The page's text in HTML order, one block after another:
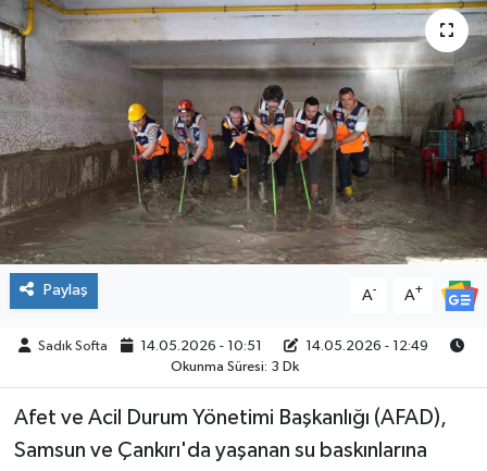
Paylaş A- A+
Sadık Softa 14.05.2026 - 10:51
14.05.2026 - 12:49
Okunma Süresi: 3 Dk
Afet ve Acil Durum Yönetimi Başkanlığı (AFAD),
Samsun ve Çankırı'da yaşanan su baskınlarına
YAŞAM
İLÇELER
RESMİ İLANLAR
KÜLTÜR
TURİZM
MAGAZİN
BİLİM&TEKNOLOJİ
Haber Arşivi